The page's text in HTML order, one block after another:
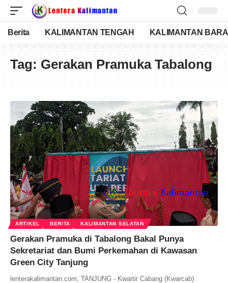
Berita KALIMANTAN TENGAH KALIMANTAN
Tag: Gerakan Pramuka Tabalong
ARTIKEL BERITA KALIMANTAN SELATAN
Gerakan Pramuka di Tabalong Bakal Punya
Sekretariat dan Bumi Perkemahan di Kawasan
Green City Tanjung
lenterakalimantan.com, TANJUNG - Kwartir Cabang (Kwarcab)